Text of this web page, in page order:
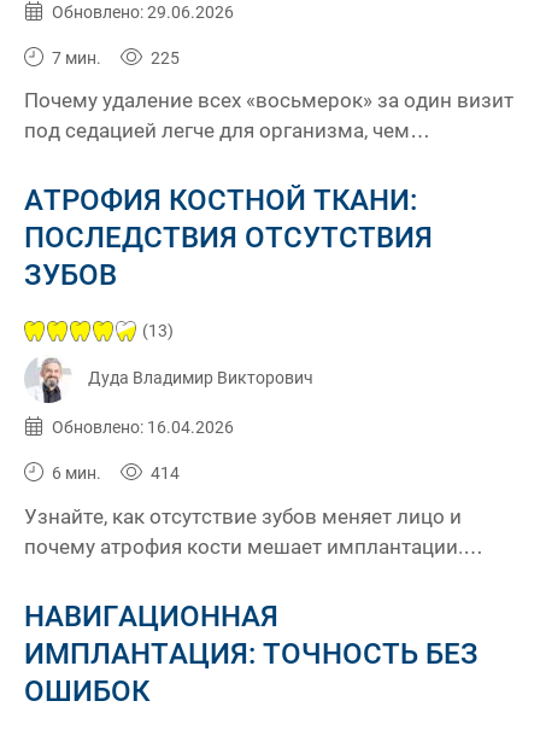
Опубликовано:
29.06.2026
Обновлено: 29.06.2026
7 мин. 225
Почему удаление всех «восьмерок» за один визит
под седацией легче для организма, чем
реальный календарь реабилитации от главного
врача клиники KES Владимира Дуды.
АТРОФИЯ КОСТНОЙ ТКАНИ:
ПОСЛЕДСТВИЯ ОТСУТСТВИЯ
ЗУБОВ
Дуда Владимир Викторович
(13)
Опубликовано:
06.04.2026
Обновлено: 16.04.2026
6 мин. 414
Узнайте, как отсутствие зубов меняет лицо и
почему атрофия кости мешает имплантации.
НАВИГАЦИОННАЯ
ИМПЛАНТАЦИЯ: ТОЧНОСТЬ БЕЗ
ОШИБОК